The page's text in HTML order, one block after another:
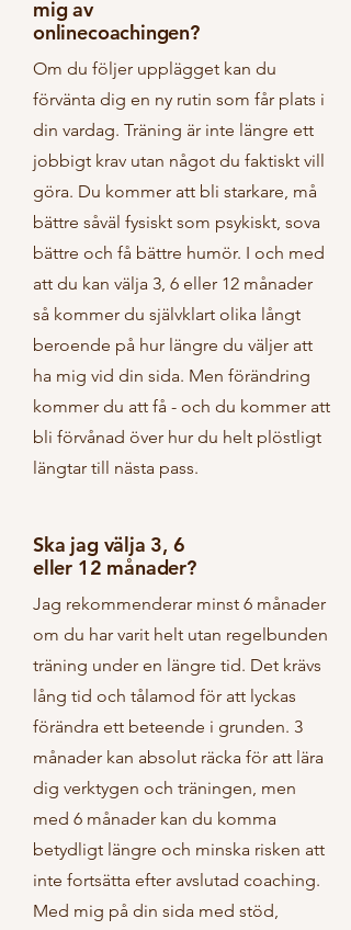
mig av
onlinecoachingen?
Om du följer upplägget kan du
förvänta dig en ny rutin som får plats i
din vardag. Träning är inte längre ett
jobbigt krav utan något du faktiskt vill
göra. Du kommer att bli starkare, må
bättre såväl fysiskt som psykiskt, sova
bättre och få bättre humör. I och med
att du kan välja 3, 6 eller 12 månader
så kommer du självklart olika långt
beroende på hur längre du väljer att
ha mig vid din sida. Men förändring
kommer du att få - och du kommer att
bli förvånad över hur du helt plöstligt
längtar till nästa pass.
Ska jag välja 3, 6
eller 12 månader?
Jag rekommenderar minst 6 månader
om du har varit helt utan regelbunden
träning under en längre tid. Det krävs
lång tid och tålamod för att lyckas
förändra ett beteende i grunden. 3
månader kan absolut räcka för att lära
dig verktygen och träningen, men
med 6 månader kan du komma
betydligt längre och minska risken att
inte fortsätta efter avslutad coaching.
Med mig på din sida med stöd,